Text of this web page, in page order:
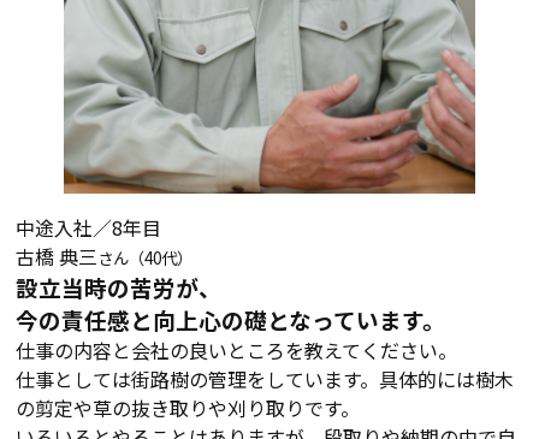
中途入社／8年目
古橋 典三さん（40代）
設立当時の苦労が、
今の責任感と向上心の礎となっています。
仕事の内容と会社の良いところを教えてください。
仕事としては街路樹の管理をしています。具体的には樹木
の剪定や草の抜き取りや刈り取りです。